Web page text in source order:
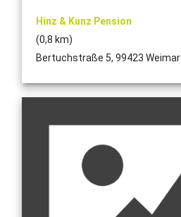
Hinz & Kunz Pension
(0,8 km)
Bertuchstraße 5, 99423 Weimar